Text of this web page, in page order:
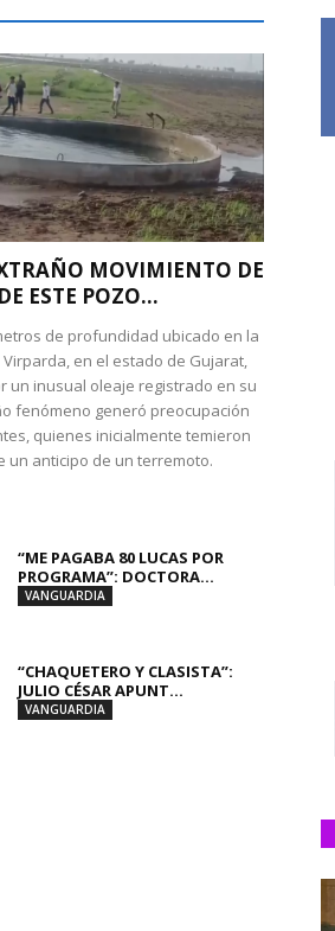
MOVIMIENTO DE
ESTE POZO...
de profundidad ubicado en la
en el estado de Gujarat,
un inusual oleaje registrado en su
fenómeno generó preocupación
quienes inicialmente temieron
un anticipo de un terremoto.
“ME PAGABA 80 LUCAS POR
PROGRAMA”: DOCTORA...
VANGUARDIA
“CHAQUETERO Y CLASISTA”:
JULIO CÉSAR APUNT...
VANGUARDIA